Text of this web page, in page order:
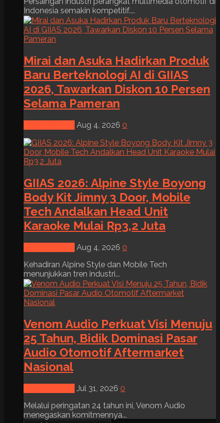
Indonesia semakin kompetitif....
Mirai dan Asuka Hadirkan Produk
Baru Berteknologi AI di GIIAS
2026, Tawarkan Diskon 10 Persen
Selama Pameran
Aug 4, 2026 0
GIIAS 2026: Alpine Style Boyong
Body Kit Jimny 3 Door, Mobile
Tech Andalkan Head Unit
Karaoke Mulai Rp3,2 Juta
Aug 4, 2026 0
Kehadiran Alpine Style dan Mobile Tech
menunjukkan tren industri...
Venom Audio Perkuat Visi Menuju
25 Tahun, Bidik Dominasi Pasar
Audio Otomotif Aftermarket
Nasional
Jul 31, 2026 0
Melalui peringatan 24 tahun ini, Venom Audio
menegaskan komitmennya...